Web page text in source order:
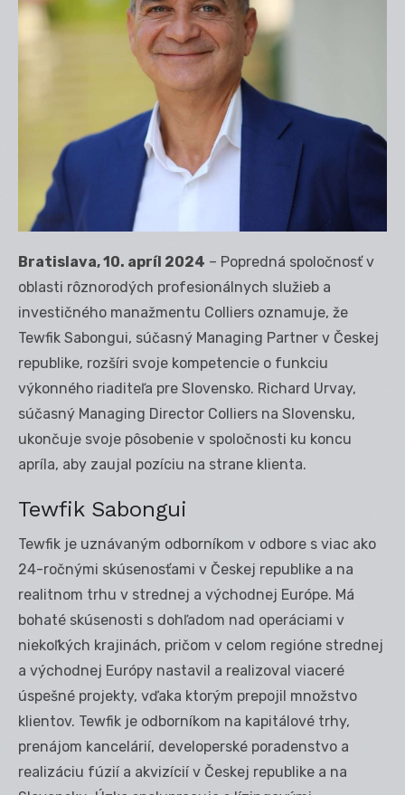
Bratislava, 10. apríl 2024 – Popredná spoločnosť v
oblasti rôznorodých profesionálnych služieb a
investičného manažmentu Colliers oznamuje, že
Tewfik Sabongui, súčasný Managing Partner v Českej
republike, rozšíri svoje kompetencie o funkciu
výkonného riaditeľa pre Slovensko. Richard Urvay,
súčasný Managing Director Colliers na Slovensku,
ukončuje svoje pôsobenie v spoločnosti ku koncu
apríla, aby zaujal pozíciu na strane klienta.
Tewfik Sabongui
Tewfik je uznávaným odborníkom v odbore s viac ako
24-ročnými skúsenosťami v Českej republike a na
realitnom trhu v strednej a východnej Európe. Má
bohaté skúsenosti s dohľadom nad operáciami v
niekoľkých krajinách, pričom v celom regióne strednej
a východnej Európy nastavil a realizoval viaceré
úspešné projekty, vďaka ktorým prepojil množstvo
klientov. Tewfik je odborníkom na kapitálové trhy,
prenájom kancelárií, developerské poradenstvo a
realizáciu fúzií a akvizícií v Českej republike a na